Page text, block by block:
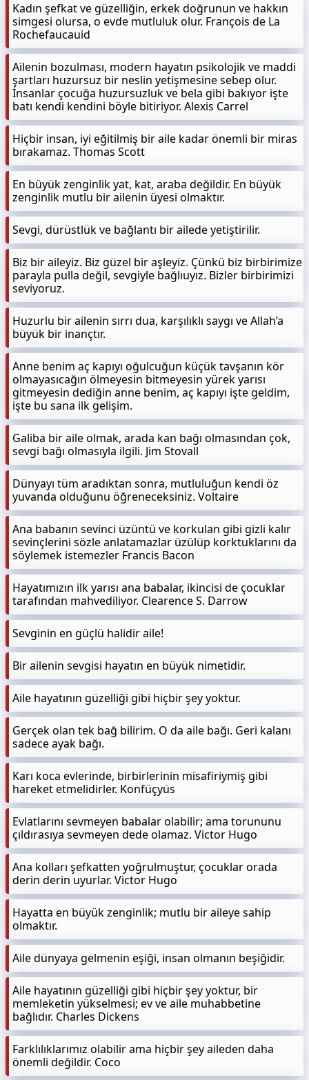
Kadın şefkat ve güzelliğin, erkek doğrunun ve hakkın
simgesi olursa, o evde mutluluk olur. François de La
Rochefaucauid
Ailenin bozulması, modern hayatın psikolojik ve maddi
şartları huzursuz bir neslin yetişmesine sebep olur.
İnsanlar çocuğa huzursuzluk ve bela gibi bakıyor işte
batı kendi kendini böyle bitiriyor. Alexis Carrel
Hiçbir insan, iyi eğitilmiş bir aile kadar önemli bir miras
bırakamaz. Thomas Scott
En büyük zenginlik yat, kat, araba değildir. En büyük
zenginlik mutlu bir ailenin üyesi olmaktır.
Sevgi, dürüstlük ve bağlantı bir ailede yetiştirilir.
Biz bir aileyiz. Biz güzel bir aşleyiz. Çünkü biz birbirimize
parayla pulla değil, sevgiyle bağlıuyız. Bizler birbirimizi
seviyoruz.
Huzurlu bir ailenin sırrı dua, karşılıklı saygı ve Allah’a
büyük bir inançtır.
Anne benim aç kapıyı oğulcuğun küçük tavşanın kör
olmayasıcağın ölmeyesin bitmeyesin yürek yarısı
gitmeyesin dediğin anne benim, aç kapıyı işte geldim,
işte bu sana ilk gelişim.
Galiba bir aile olmak, arada kan bağı olmasından çok,
sevgi bağı olmasıyla ilgili. Jim Stovall
Dünyayı tüm aradıktan sonra, mutluluğun kendi öz
yuvanda olduğunu öğreneceksiniz. Voltaire
Ana babanın sevinci üzüntü ve korkulan gibi gizli kalır
sevinçlerini sözle anlatamazlar üzülüp korktuklarını da
söylemek istemezler Francis Bacon
Hayatımızın ilk yarısı ana babalar, ikincisi de çocuklar
tarafından mahvediliyor. Clearence S. Darrow
Sevginin en güçlü halidir aile!
Bir ailenin sevgisi hayatın en büyük nimetidir.
Aile hayatının güzelliği gibi hiçbir şey yoktur.
Gerçek olan tek bağ bilirim. O da aile bağı. Geri kalanı
sadece ayak bağı.
Karı koca evlerinde, birbirlerinin misafiriymiş gibi
hareket etmelidirler. Konfüçyüs
Evlatlarını sevmeyen babalar olabilir; ama torununu
çıldırasıya sevmeyen dede olamaz. Victor Hugo
Ana kolları şefkatten yoğrulmuştur, çocuklar orada
derin derin uyurlar. Victor Hugo
Hayatta en büyük zenginlik; mutlu bir aileye sahip
olmaktır.
Aile dünyaya gelmenin eşiği, insan olmanın beşiğidir.
Aile hayatının güzelliği gibi hiçbir şey yoktur, bir
memleketin yükselmesi; ev ve aile muhabbetine
bağlıdır. Charles Dickens
Farklılıklarımız olabilir ama hiçbir şey aileden daha
önemli değildir. Coco